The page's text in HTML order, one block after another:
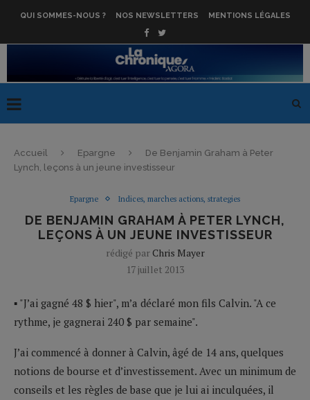
QUI SOMMES-NOUS ? NOS NEWSLETTERS MENTIONS LÉGALES
Accueil Epargne
De Benjamin Graham à Peter
Lynch, leçons à un jeune investisseur
Epargne Indices, marches actions, strategies
DE BENJAMIN GRAHAM À PETER LYNCH,
LEÇONS À UN JEUNE INVESTISSEUR
rédigé parChris Mayer
17 juillet 2013
▪ "J’ai gagné 48 $ hier", m’a déclaré mon fils Calvin. "A ce
rythme, je gagnerai 240 $ par semaine".
J’ai commencé à donner à Calvin, âgé de 14 ans, quelques
notions de bourse et d’investissement. Avec un minimum de
conseils et les règles de base que je lui ai inculquées, il